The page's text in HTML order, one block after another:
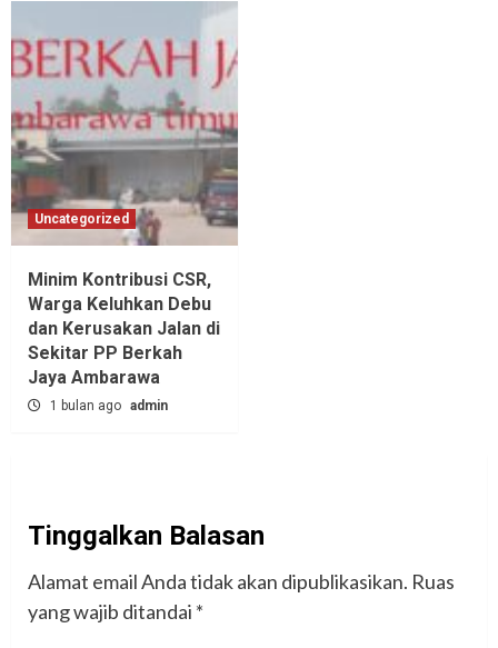
Uncategorized
Minim Kontribusi CSR,
Warga Keluhkan Debu
dan Kerusakan Jalan di
Sekitar PP Berkah
Jaya Ambarawa‎
1 bulan ago admin
Tinggalkan Balasan
Alamat email Anda tidak akan dipublikasikan. Ruas
yang wajib ditandai *